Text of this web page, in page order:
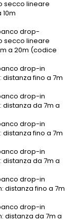
secco lineare
drop-
secco lineare
a 20m (codice
drop-in
fino a 7m
drop-in
da 7m a
drop-in
fino a 7m
drop-in
da 7m a
drop-in
distanza fino a 7m
drop-in
distanza da 7m a